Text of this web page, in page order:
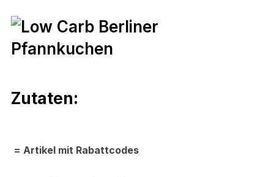
Zutaten:
= Artikel mit Rabattcodes